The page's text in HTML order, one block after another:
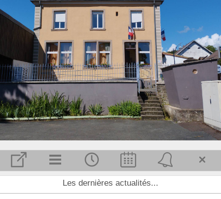
Accueil et Actualité
Notre commune
Les dernières actualités...